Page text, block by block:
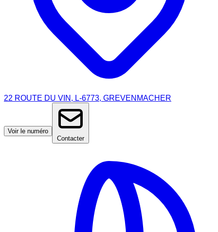
22 ROUTE DU VIN, L-6773, GREVENMACHER
Voir le numéro
Contacter